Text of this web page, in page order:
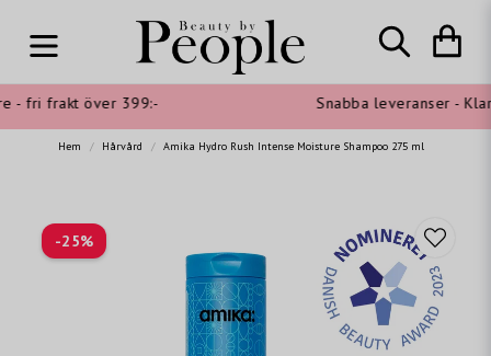
- fri frakt över 399:- Snabba leveranser -
Hem Hårvård Amika Hydro Rush Intense Moisture Shampoo 275 ml
-25%